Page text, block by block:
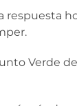
Verde